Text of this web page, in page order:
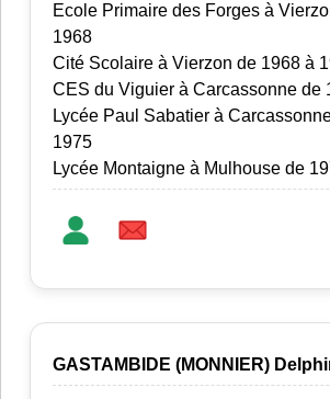
Ecole Primaire des Forges à
1968
Cité Scolaire à Vierzon de 1968 à
CES du Viguier à Carcassonne de
Lycée Paul Sabatier à
1975
Lycée Montaigne à Mulhouse de
GASTAMBIDE (MONNIER)